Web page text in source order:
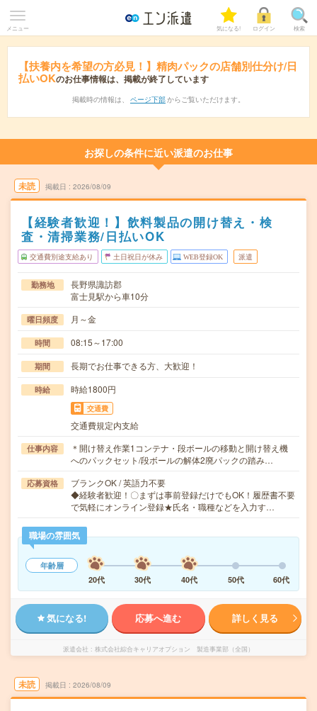
メニュー 気になる! ログイン 検索
【扶養内を希望の方必見！】精肉パックの店舗別仕分け/日
払いOKのお仕事情報は、掲載が終了しています
掲載時の情報は、 ページ下部 からご覧いただけます。
お探しの条件に近い派遣のお仕事
未読 掲載日 2026/08/09
【経験者歓迎！】飲料製品の開け替え・検
査・清掃業務/日払いOK
交通費別途支給あり 土日祝日が休み WEB登録OK 派遣
勤務地
長野県諏訪郡
富士見駅から車10分
曜日頻度 月～金
時間 08:15～17:00
期間 長期でお仕事できる方、大歓迎！
時給 時給1800円
交通費
交通費規定内支給
仕事内容
＊開け替え作業1コンテナ・段ボールの移動と開け替え機
へのパックセット/段ボールの解体2廃パックの踏み…
応募資格
ブランクOK / 英語力不要
◆経験者歓迎！〇まずは事前登録だけでもOK！履歴書不要
で気軽にオンライン登録★氏名・職種などを入力す…
職場の雰囲気
年齢層
20代
30代 40代 50代 60代
気になる! 応募へ進む 詳しく見る
派遣会社 株式会社綜合キャリアオプション 製造事業部（全国）
未読 掲載日 2026/08/09